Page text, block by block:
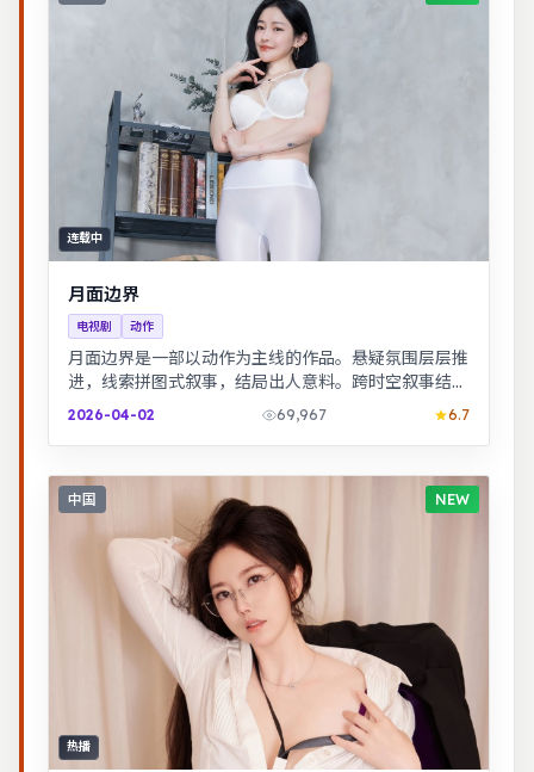
连载中
月面边界
电视剧 动作
月面边界是一部以动作为主线的作品。悬疑氛围层层推
进，线索拼图式叙事，结局出人意料。跨时空叙事结构
精巧，前后呼应，二刷可发现更多细节。
2026-04-02 69,967 6.7
中国 NEW
热播